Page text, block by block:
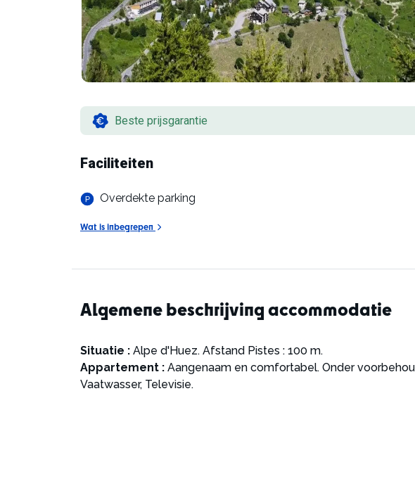
Beste prijsgarantie
Faciliteiten
Overdekte parking
Wat is inbegrepen
Algemene beschrijving accommodatie
Situatie : Alpe d'Huez. Afstand Pistes : 100 m.
Appartement : Aangenaam en comfortabel. Onder
Vaatwasser, Televisie.